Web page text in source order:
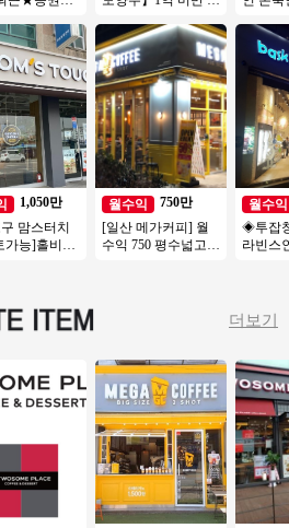
시간 적음
1,050만
맘스터치
능]홀비중
문점창업
월수익
750만
[일산 메가커피] 월
수익 750 평수넓고
토운영
초보창
월수익
◈투잡
라빈스
더보기